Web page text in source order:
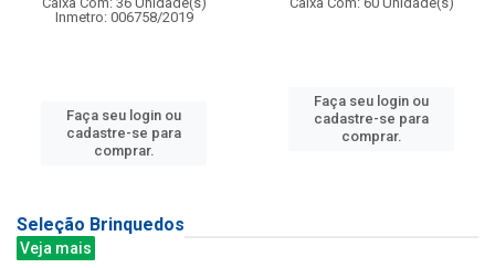
Inmetro: 006758/2019
Faça seu login ou
cadastre-se para
comprar.
Faça seu login ou
cadastre-se para
comprar.
Seleção Brinquedos
Veja mais